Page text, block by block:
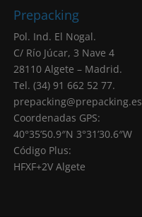
Prepacking
Pol. Ind. El Nogal.
C/ Río Júcar, 3 Nave 4
28110 Algete – Madrid.
Tel. (34) 91 662 52 77.
prepacking@prepacking.es
Coordenadas GPS:
40°35’50.9″N 3°31’30.6″W
Código Plus:
HFXF+2V Algete